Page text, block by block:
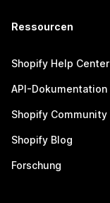
Ressourcen
Shopify Help Center
API-Dokumentation
Shopify Community
Shopify Blog
Forschung